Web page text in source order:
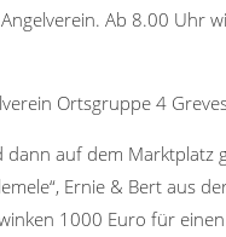
Ab 8.00 Uhr
Ortsgruppe 4
auf dem Marktplatz
Ernie & Bert aus
1000 Euro für